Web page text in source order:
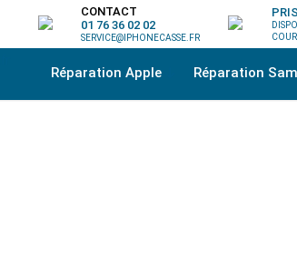
CONTACT
01 76 36 02 02
SERVICE@IPHONECASSE.FR
Réparation Apple Réparation